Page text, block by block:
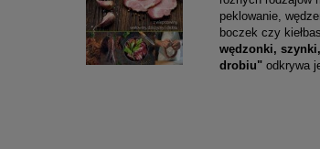
peklowanie,
boczek czy
wędzonki,
drobiu"odkrywa